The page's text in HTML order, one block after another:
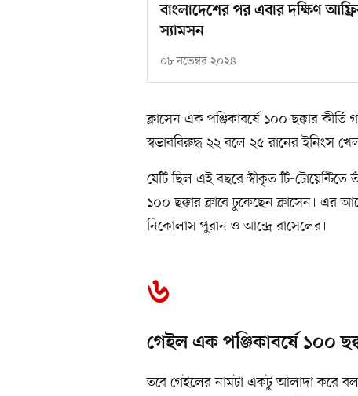
বাংলাদেশের পর এবার দক্ষিণ
স্যামসন
০৮ নভেম্বর ২০২৪
ক্লাসেন এক পঞ্জিকাবর্ষে ১০০ ছক্কার
স্বভাববিরুদ্ধ ২২ বলে ২৫ রানের ইনিংস
যেটি ছিল এই বছরে স্বীকৃত টি-টোয়েন্টিতে
১০০ ছক্কার ক্লাবে ঢুকেছেন ক্লাসেন। এর
নিকোলাস পুরান ও আন্দ্রে রাসেলের।
৬
গেইল এক পঞ্জিকাবর্ষে ১০০
তবে গেইলের নামটা একটু আলাদা করে